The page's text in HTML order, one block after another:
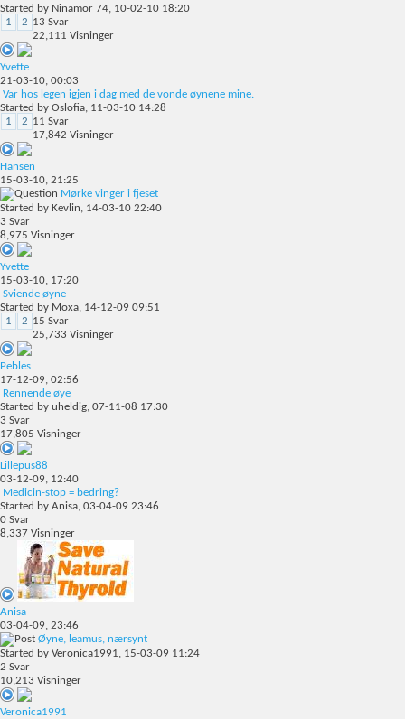
Started by Ninamor 74, 10-02-10 18:20
1
2 13 Svar
22,111 Visninger
Yvette
21-03-10, 00:03
Var hos legen igjen i dag med de vonde øynene mine.
Started by Oslofia, 11-03-10 14:28
1
2 11 Svar
17,842 Visninger
Hansen
15-03-10, 21:25
Mørke vinger i fjeset
Started by Kevlin, 14-03-10 22:40
3 Svar
8,975 Visninger
Yvette
15-03-10, 17:20
Sviende øyne
Started by Moxa, 14-12-09 09:51
1
2 15 Svar
25,733 Visninger
Pebles
17-12-09, 02:56
Rennende øye
Started by uheldig, 07-11-08 17:30
3 Svar
17,805 Visninger
Lillepus88
03-12-09, 12:40
Medicin-stop = bedring?
Started by Anisa, 03-04-09 23:46
0 Svar
8,337 Visninger
Anisa
03-04-09, 23:46
Øyne, leamus, nærsynt
Started by Veronica1991, 15-03-09 11:24
2 Svar
10,213 Visninger
Veronica1991